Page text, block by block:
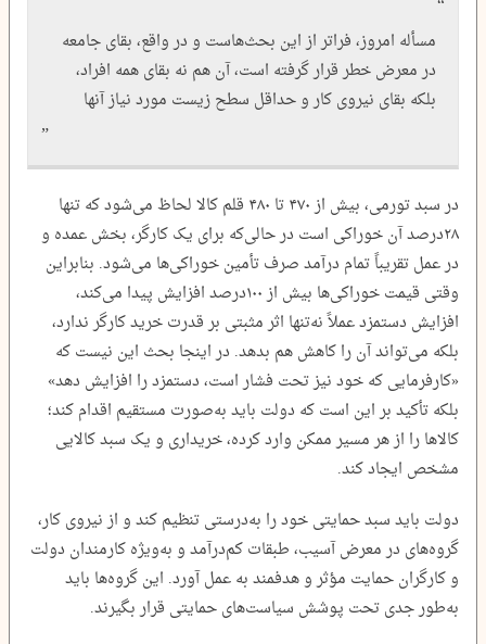
مسأله امروز، فراتر از این بحث‌هاست و در واقع، بقای جامعه
در معرض خطر قرار گرفته است، آن هم نه بقای همه افراد،
بلکه بقای نیروی کار و حداقل سطح زیست مورد نیاز آنها
در سبد تورمی، بیش از ۴۷۰ تا ۴۸۰ قلم کالا لحاظ می‌شود که تنها
۲۸درصد آن خوراکی است در حالی‌که برای یک کارگر، بخش عمده و
در عمل تقریباً تمام درآمد صرف تأمین خوراکی‌ها می‌شود. بنابراین
وقتی قیمت خوراکی‌ها بیش از ۱۰۰درصد افزایش پیدا می‌کند،
افزایش دستمزد عملاً نه‌تنها اثر مثبتی بر قدرت خرید کارگر ندارد،
بلکه می‌تواند آن را کاهش هم بدهد. در اینجا بحث این نیست که
«کارفرمایی که خود نیز تحت فشار است، دستمزد را افزایش دهد»
بلکه تأکید بر این است که دولت باید به‌صورت مستقیم اقدام کند؛
کالاها را از هر مسیر ممکن وارد کرده، خریداری و یک سبد کالایی
مشخص ایجاد کند.
دولت باید سبد حمایتی خود را به‌درستی تنظیم کند و از نیروی کار،
گروه‌های در معرض آسیب، طبقات کم‌درآمد و به‌ویژه کارمندان دولت
و کارگران حمایت مؤثر و هدفمند به عمل آورد. این گروه‌ها باید
به‌طور جدی تحت پوشش سیاست‌های حمایتی قرار بگیرند.